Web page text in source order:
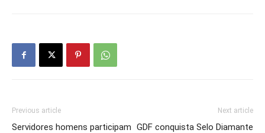
Previous article
Servidores homens participam
Next article
GDF conquista Selo Diamante